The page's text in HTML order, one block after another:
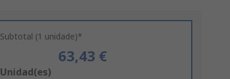
Subtotal (1 unidade)*
63,43 €
Add
Unidad(es)